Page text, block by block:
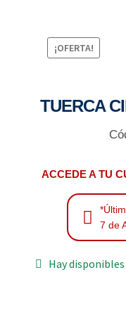
¡OFERTA!
TUERCA
ACCEDE A TU
7 de
Hay disponibles